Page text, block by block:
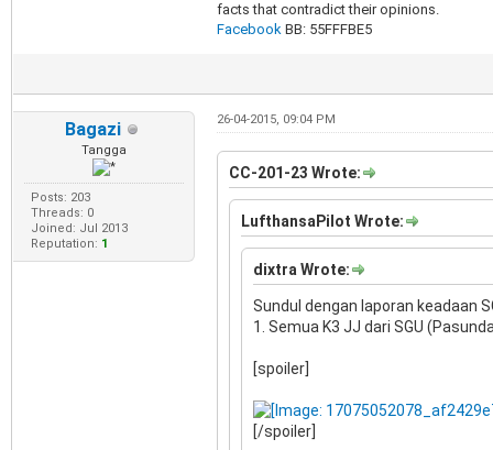
facts that contradict their opinions.
FacebookBB: 55FFFBE5
Bagazi
Tangga
Posts: 203
Threads: 0
Joined: Jul 2013
Reputation: 1
26-04-2015, 09:04 PM
CC-201-23 Wrote:
LufthansaPilot Wrote:
dixtra Wrote:
Sundul dengan laporan keadaan
1. Semua K3 JJ dari SGU
[spoiler]
[/spoiler]